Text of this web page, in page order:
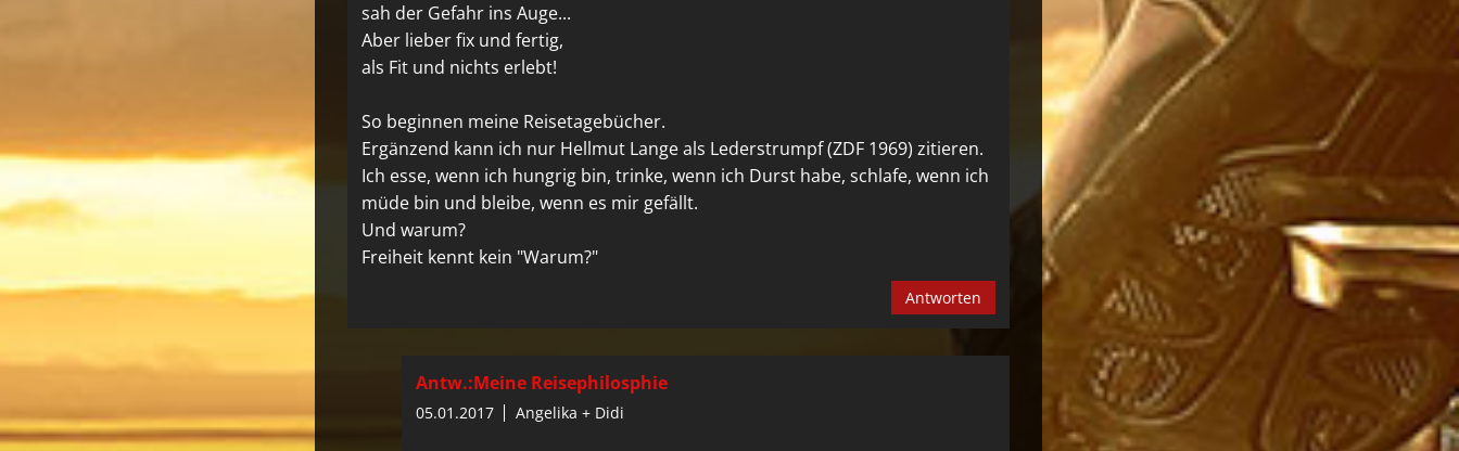
sah der Gefahr ins Auge...
Aber lieber fix und fertig,
als Fit und nichts erlebt!
So beginnen meine Reisetagebücher.
Ergänzend kann ich nur Hellmut Lange als Lederstrumpf (ZDF 1969) zitieren.
Ich esse, wenn ich hungrig bin, trinke, wenn ich Durst habe, schlafe, wenn ich
müde bin und bleibe, wenn es mir gefällt.
Und warum?
Freiheit kennt kein "Warum?"
Antworten
Antw.:Meine Reisephilosphie
05.01.2017 Angelika + Didi